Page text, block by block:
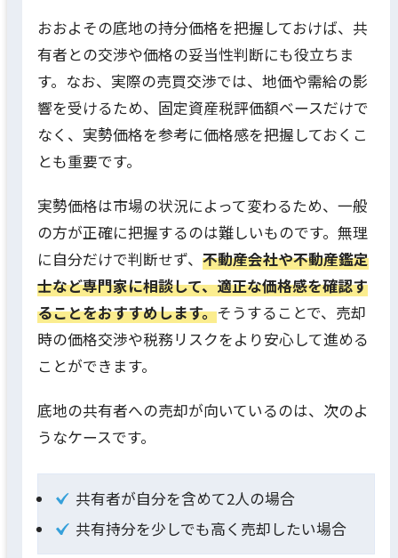
おおよその底地の持分価格を把握しておけば、共
有者との交渉や価格の妥当性判断にも役立ちま
す。なお、実際の売買交渉では、地価や需給の影
響を受けるため、固定資産税評価額ベースだけで
なく、実勢価格を参考に価格感を把握しておくこ
とも重要です。
実勢価格は市場の状況によって変わるため、一般
の方が正確に把握するのは難しいものです。無理
に自分だけで判断せず、 不動産会社や不動産鑑定
士など専門家に相談して、適正な価格感を確認す
ることをおすすめします。そうすることで、売却
時の価格交渉や税務リスクをより安心して進める
ことができます。
底地の共有者への売却が向いているのは、次のよ
うなケースです。
共有者が自分を含めて2人の場合
共有持分を少しでも高く売却したい場合